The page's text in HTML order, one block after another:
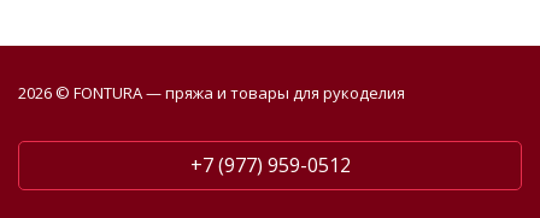
2026 © FONTURA — пряжа и товары для рукоделия
+7 (977) 959-0512